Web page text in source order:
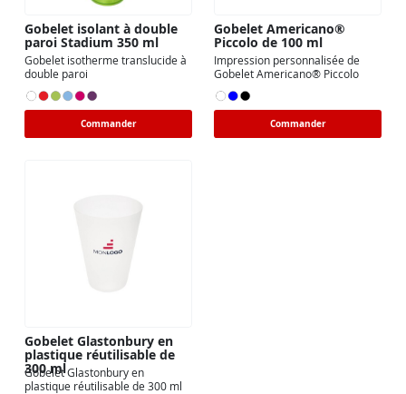
Gobelet isolant à double
paroi Stadium 350 ml
Gobelet isotherme translucide à
double paroi
Commander
Gobelet Americano®
Piccolo de 100 ml
Impression personnalisée de
Gobelet Americano® Piccolo
Commander
Gobelet Glastonbury en
plastique réutilisable de
300 ml
Gobelet Glastonbury en
plastique réutilisable de 300 ml